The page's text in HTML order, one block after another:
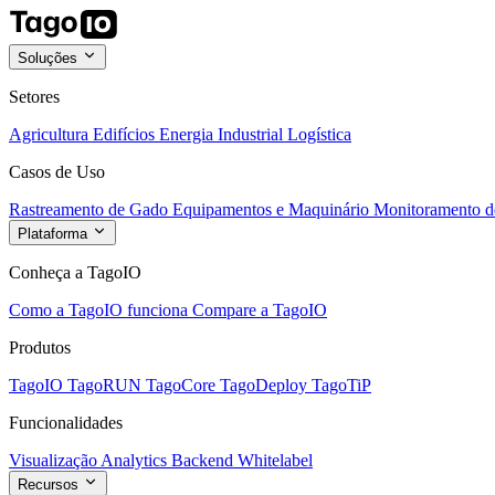
Soluções
Setores
Agricultura Edifícios Energia Industrial Logística
Casos de Uso
Rastreamento de Gado Equipamentos e Maquinário Monitoramento
Plataforma
Conheça a TagoIO
Como a TagoIO funciona Compare a TagoIO
Produtos
TagoIO TagoRUN TagoCore TagoDeploy TagoTiP
Funcionalidades
Visualização Analytics Backend Whitelabel
Recursos